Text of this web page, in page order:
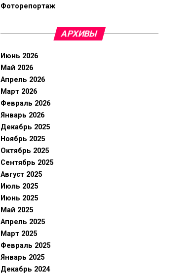
Фоторепортаж
АРХИВЫ
Июнь 2026
Май 2026
Апрель 2026
Март 2026
Февраль 2026
Январь 2026
Декабрь 2025
Ноябрь 2025
Октябрь 2025
Сентябрь 2025
Август 2025
Июль 2025
Июнь 2025
Май 2025
Апрель 2025
Март 2025
Февраль 2025
Январь 2025
Декабрь 2024